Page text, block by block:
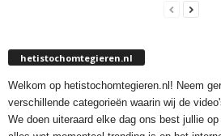
hetistochomtegieren.nl
Welkom op hetistochomtegieren.nl! Neem
verschillende categorieën waarin wij de
We doen uiteraard elke dag ons best jullie